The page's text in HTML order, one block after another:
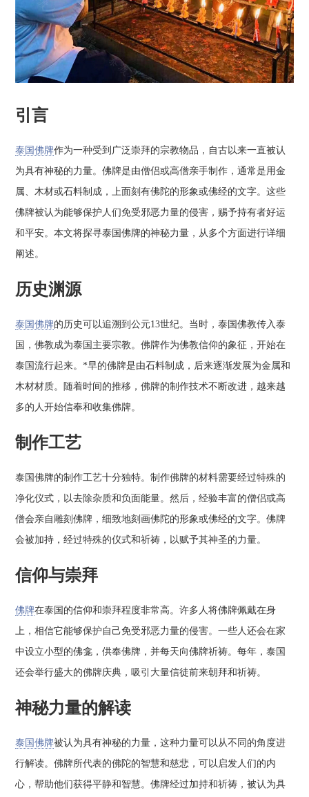
引言
泰国佛牌作为一种受到广泛崇拜的宗教物品，自古以来一直被认
为具有神秘的力量。佛牌是由僧侣或高僧亲手制作，通常是用金
属、木材或石料制成，上面刻有佛陀的形象或佛经的文字。这些
佛牌被认为能够保护人们免受邪恶力量的侵害，赐予持有者好运
和平安。本文将探寻泰国佛牌的神秘力量，从多个方面进行详细
阐述。
历史渊源
泰国佛牌的历史可以追溯到公元13世纪。当时，泰国佛教传入泰
国，佛教成为泰国主要宗教。佛牌作为佛教信仰的象征，开始在
泰国流行起来。*早的佛牌是由石料制成，后来逐渐发展为金属和
木材材质。随着时间的推移，佛牌的制作技术不断改进，越来越
多的人开始信奉和收集佛牌。
制作工艺
泰国佛牌的制作工艺十分独特。制作佛牌的材料需要经过特殊的
净化仪式，以去除杂质和负面能量。然后，经验丰富的僧侣或高
僧会亲自雕刻佛牌，细致地刻画佛陀的形象或佛经的文字。佛牌
会被加持，经过特殊的仪式和祈祷，以赋予其神圣的力量。
信仰与崇拜
佛牌在泰国的信仰和崇拜程度非常高。许多人将佛牌佩戴在身
上，相信它能够保护自己免受邪恶力量的侵害。一些人还会在家
中设立小型的佛龛，供奉佛牌，并每天向佛牌祈祷。每年，泰国
还会举行盛大的佛牌庆典，吸引大量信徒前来朝拜和祈祷。
神秘力量的解读
泰国佛牌被认为具有神秘的力量，这种力量可以从不同的角度进
行解读。佛牌所代表的佛陀的智慧和慈悲，可以启发人们的内
心，帮助他们获得平静和智慧。佛牌经过加持和祈祷，被认为具